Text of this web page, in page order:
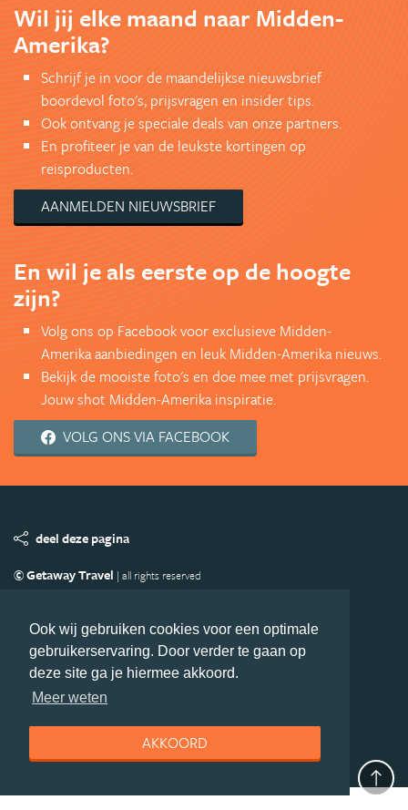
Ook wij gebruiken cookies voor een optimale
gebruikerservaring. Door verder te gaan op
deze site ga je hiermee akkoord.
Meer weten
AKKOORD
Wil jij elke maand naar Midden-
Amerika?
Schrijf je in voor de maandelijkse nieuwsbrief
boordevol foto's, prijsvragen en insider tips.
Ook ontvang je speciale deals van onze partners.
En profiteer je van de leukste kortingen op
reisproducten.
AANMELDEN NIEUWSBRIEF
En wil je als eerste op de hoogte
zijn?
Volg ons op Facebook voor exclusieve Midden-
Amerika aanbiedingen en leuk Midden-Amerika nieuws.
Bekijk de mooiste foto's en doe mee met prijsvragen.
Jouw shot Midden-Amerika inspiratie.
VOLG ONS VIA FACEBOOK
deel deze pagina
© Getaway Travel | all rights reserved
Copyright
Privacy statement Disclaimer
Cookies
Volg MiddenAmerika.nl
Nieuwsbrief
Facebook